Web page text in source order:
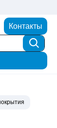
Контакты